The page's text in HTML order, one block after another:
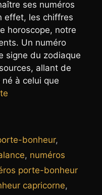
ses numéros
effet, les chiffres
horoscope, notre
Un numéro
signe du zodiaque
allant de
à celui que
bonheur,
, numéros
porte-bonheur
capricorne,